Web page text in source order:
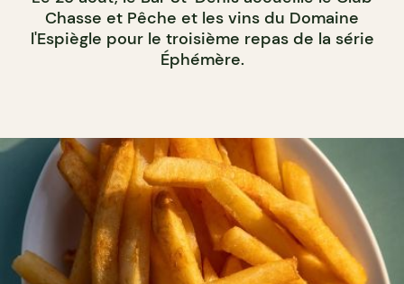
Chasse et Pêche et les vins du Domaine
l'Espiègle pour le troisième repas de la série
Éphémère.